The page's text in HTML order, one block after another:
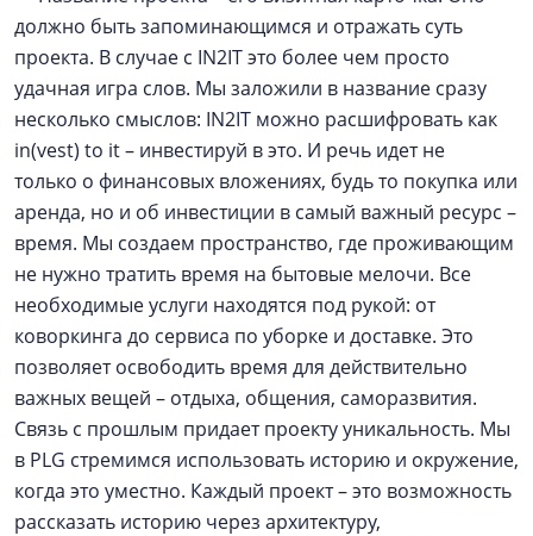
должно быть запоминающимся и отражать суть
проекта. В случае с IN2IT это более чем просто
удачная игра слов. Мы заложили в название сразу
несколько смыслов: IN2IT можно расшифровать как
in(vest) to it – инвестируй в это. И речь идет не
только о финансовых вложениях, будь то покупка или
аренда, но и об инвестиции в самый важный ресурс –
время. Мы создаем пространство, где проживающим
не нужно тратить время на бытовые мелочи. Все
необходимые услуги находятся под рукой: от
коворкинга до сервиса по уборке и доставке. Это
позволяет освободить время для действительно
важных вещей – отдыха, общения, саморазвития.
Связь с прошлым придает проекту уникальность. Мы
в PLG стремимся использовать историю и окружение,
когда это уместно. Каждый проект – это возможность
рассказать историю через архитектуру,